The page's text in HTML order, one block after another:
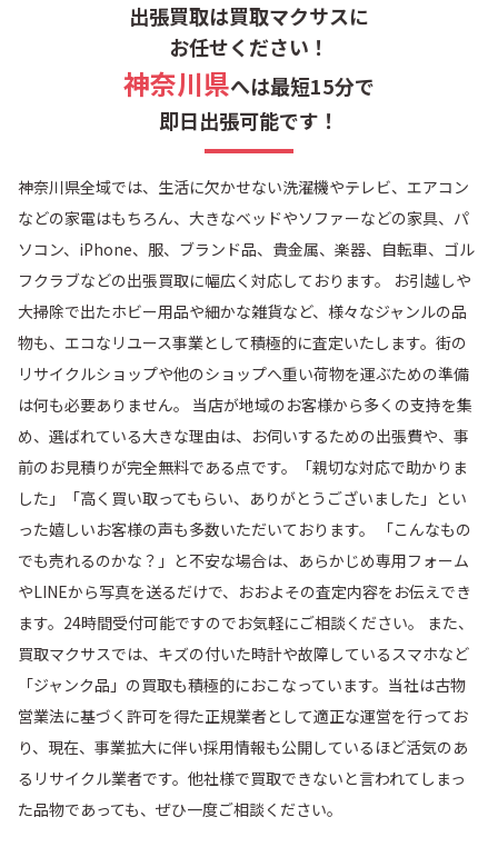
出張買取は買取マクサスに
お任せください！
神奈川県へは最短15分で
即日出張可能です！
神奈川県全域では、生活に欠かせない洗濯機やテレビ、エアコン
などの家電はもちろん、大きなベッドやソファーなどの家具、パ
ソコン、iPhone、服、ブランド品、貴金属、楽器、自転車、ゴル
フクラブなどの出張買取に幅広く対応しております。 お引越しや
大掃除で出たホビー用品や細かな雑貨など、様々なジャンルの品
物も、エコなリユース事業として積極的に査定いたします。街の
リサイクルショップや他のショップへ重い荷物を運ぶための準備
は何も必要ありません。 当店が地域のお客様から多くの支持を集
め、選ばれている大きな理由は、お伺いするための出張費や、事
前のお見積りが完全無料である点です。「親切な対応で助かりま
した」「高く買い取ってもらい、ありがとうございました」とい
った嬉しいお客様の声も多数いただいております。 「こんなもの
でも売れるのかな？」と不安な場合は、あらかじめ専用フォーム
やLINEから写真を送るだけで、おおよその査定内容をお伝えでき
ます。24時間受付可能ですのでお気軽にご相談ください。 また、
買取マクサスでは、キズの付いた時計や故障しているスマホなど
「ジャンク品」の買取も積極的におこなっています。当社は古物
営業法に基づく許可を得た正規業者として適正な運営を行ってお
り、現在、事業拡大に伴い採用情報も公開しているほど活気のあ
るリサイクル業者です。他社様で買取できないと言われてしまっ
た品物であっても、ぜひ一度ご相談ください。